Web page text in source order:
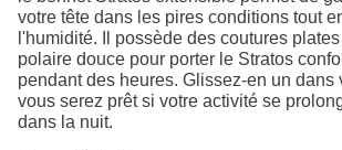
votre tête dans les pires conditions tout
l'humidité. Il possède des coutures
polaire douce pour porter le Stratos
pendant des heures. Glissez-en un dans
vous serez prêt si votre activité se
dans la nuit.